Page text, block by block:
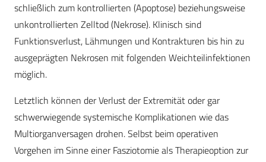
schließlich zum kontrollierten (Apoptose) beziehungsweise
unkontrollierten Zelltod (Nekrose). Klinisch sind
Funktionsverlust, Lähmungen und Kontrakturen bis hin zu
ausgeprägten Nekrosen mit folgenden Weichteilinfektionen
möglich.
Letztlich können der Verlust der Extremität oder gar
schwerwiegende systemische Komplikationen wie das
Multiorganversagen drohen. Selbst beim operativen
Vorgehen im Sinne einer Fasziotomie als Therapieoption zur